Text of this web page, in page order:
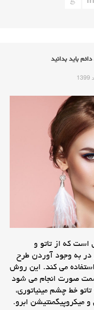
باید بدانید
که از تاتو و
در به وجود آوردن طرح
می کند. این روش
صورت انجام می شود
خط چشم مینیاتوری،
میکروپیگمنتیشن ابرو.